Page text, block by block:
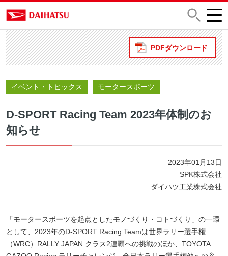
PDFダウンロード
イベント・トピックス モータースポーツ
D-SPORT Racing Team 2023年体制のお
知らせ
2023年01月13日
SPK株式会社
ダイハツ工業株式会社
「モータースポーツを起点としたモノづくり・コトづくり」の一環
として、2023年のD-SPORT Racing Teamは世界ラリー選手権
（WRC）RALLY JAPAN クラス2連覇への挑戦のほか、TOYOTA